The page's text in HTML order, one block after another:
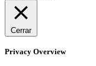
Cerrar
Privacy Overview